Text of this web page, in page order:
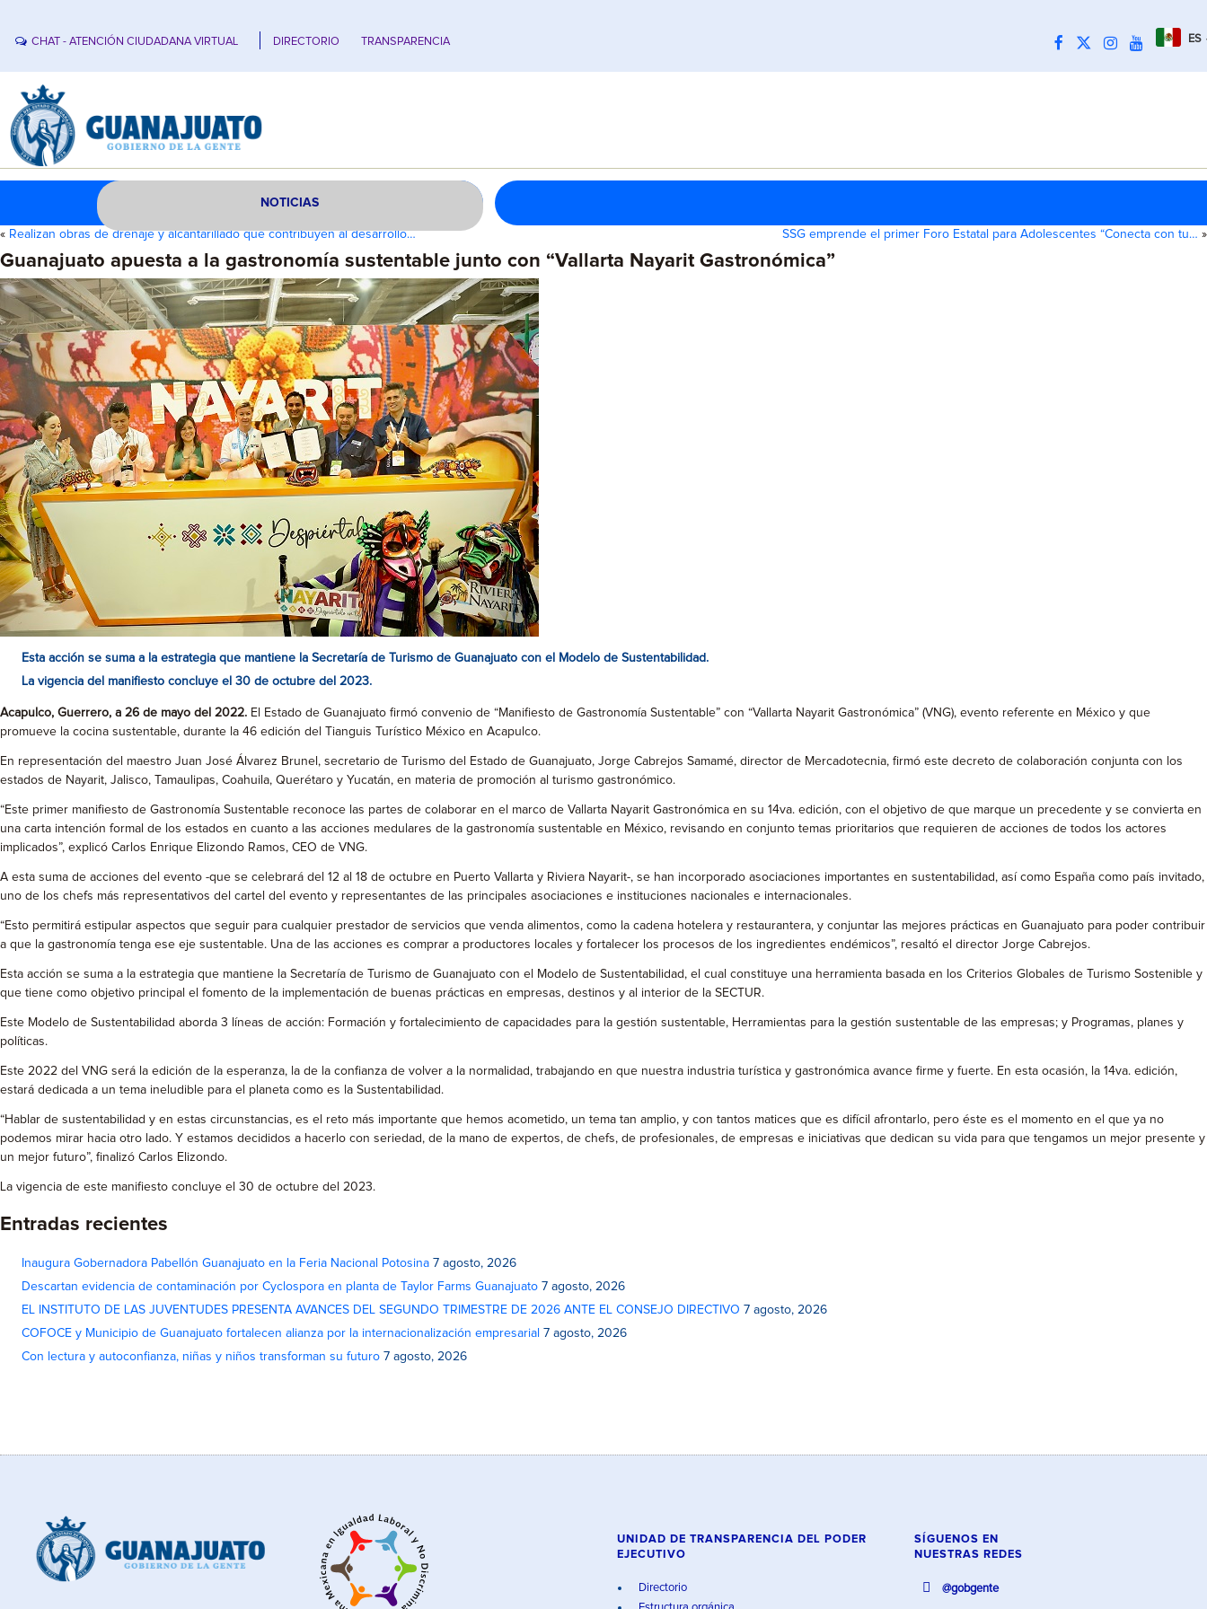
CHAT - ATENCIÓN CIUDADANA VIRTUAL DIRECTORIO TRANSPARENCIA ES
NOTICIAS
« Realizan obras de drenaje y alcantarillado que contribuyen al desarrollo… SSG emprende el primer Foro Estatal para Adolescentes “Conecta con tu… »
Guanajuato apuesta a la gastronomía sustentable junto con “Vallarta Nayarit Gastronómica”
Esta acción se suma a la estrategia que mantiene la Secretaría de Turismo de Guanajuato con el Modelo de Sustentabilidad.
La vigencia del manifiesto concluye el 30 de octubre del 2023.
Acapulco, Guerrero, a 26 de mayo del 2022. El Estado de Guanajuato firmó convenio de “Manifiesto de Gastronomía Sustentable” con “Vallarta Nayarit Gastronómica” (VNG), evento referente en México y que
promueve la cocina sustentable, durante la 46 edición del Tianguis Turístico México en Acapulco.
En representación del maestro Juan José Álvarez Brunel, secretario de Turismo del Estado de Guanajuato, Jorge Cabrejos Samamé, director de Mercadotecnia, firmó este decreto de colaboración conjunta con los
estados de Nayarit, Jalisco, Tamaulipas, Coahuila, Querétaro y Yucatán, en materia de promoción al turismo gastronómico.
“Este primer manifiesto de Gastronomía Sustentable reconoce las partes de colaborar en el marco de Vallarta Nayarit Gastronómica en su 14va. edición, con el objetivo de que marque un precedente y se convierta en
una carta intención formal de los estados en cuanto a las acciones medulares de la gastronomía sustentable en México, revisando en conjunto temas prioritarios que requieren de acciones de todos los actores
implicados”, explicó Carlos Enrique Elizondo Ramos, CEO de VNG.
A esta suma de acciones del evento -que se celebrará del 12 al 18 de octubre en Puerto Vallarta y Riviera Nayarit-, se han incorporado asociaciones importantes en sustentabilidad, así como España como país invitado,
uno de los chefs más representativos del cartel del evento y representantes de las principales asociaciones e instituciones nacionales e internacionales.
“Esto permitirá estipular aspectos que seguir para cualquier prestador de servicios que venda alimentos, como la cadena hotelera y restaurantera, y conjuntar las mejores prácticas en Guanajuato para poder contribuir
a que la gastronomía tenga ese eje sustentable. Una de las acciones es comprar a productores locales y fortalecer los procesos de los ingredientes endémicos”, resaltó el director Jorge Cabrejos.
Esta acción se suma a la estrategia que mantiene la Secretaría de Turismo de Guanajuato con el Modelo de Sustentabilidad, el cual constituye una herramienta basada en los Criterios Globales de Turismo Sostenible y
que tiene como objetivo principal el fomento de la implementación de buenas prácticas en empresas, destinos y al interior de la SECTUR.
Este Modelo de Sustentabilidad aborda 3 líneas de acción: Formación y fortalecimiento de capacidades para la gestión sustentable, Herramientas para la gestión sustentable de las empresas; y Programas, planes y
políticas.
Este 2022 del VNG será la edición de la esperanza, la de la confianza de volver a la normalidad, trabajando en que nuestra industria turística y gastronómica avance firme y fuerte. En esta ocasión, la 14va. edición,
estará dedicada a un tema ineludible para el planeta como es la Sustentabilidad.
“Hablar de sustentabilidad y en estas circunstancias, es el reto más importante que hemos acometido, un tema tan amplio, y con tantos matices que es difícil afrontarlo, pero éste es el momento en el que ya no
podemos mirar hacia otro lado. Y estamos decididos a hacerlo con seriedad, de la mano de expertos, de chefs, de profesionales, de empresas e iniciativas que dedican su vida para que tengamos un mejor presente y
un mejor futuro”, finalizó Carlos Elizondo.
La vigencia de este manifiesto concluye el 30 de octubre del 2023.
Entradas recientes
Inaugura Gobernadora Pabellón Guanajuato en la Feria Nacional Potosina 7 agosto, 2026
Descartan evidencia de contaminación por Cyclospora en planta de Taylor Farms Guanajuato 7 agosto, 2026
EL INSTITUTO DE LAS JUVENTUDES PRESENTA AVANCES DEL SEGUNDO TRIMESTRE DE 2026 ANTE EL CONSEJO DIRECTIVO 7 agosto, 2026
COFOCE y Municipio de Guanajuato fortalecen alianza por la internacionalización empresarial 7 agosto, 2026
Con lectura y autoconfianza, niñas y niños transforman su futuro 7 agosto, 2026
UNIDAD DE TRANSPARENCIA DEL PODER
EJECUTIVO
Directorio
SÍGUENOS EN
NUESTRAS REDES
@gobgente